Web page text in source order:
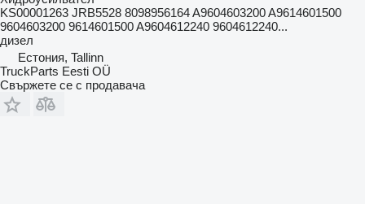
KS00001263 JRB5528 8098956164 A9604603200 A9614601500
9604603200 9614601500 A9604612240 9604612240...
дизел
Естония, Tallinn
TruckParts Eesti OÜ
Свържете се с продавача